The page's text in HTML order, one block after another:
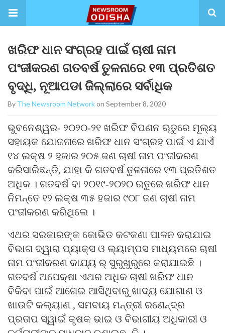
ଖରିଫ ଧାନ ସଂଗ୍ରହ ପାଇଁ ଚାଷୀ ନାମ
ପଂଜୀକରଣ ଗତବର୍ଷ ତୁଳନାରେ ୧୩ ପ୍ରତିଶତ
ବୃଦ୍ଧି, ନୂଆପଡା ଜିଲ୍ଲାରେ ସର୍ବାଧିକ
By The Newsroom Networkon September 8, 2020
ଭୁବନେଶ୍ୱର- ୨୦୨୦-୨୧ ଖରିଫ ବିପଣନ ୠତୁରେ ମୂଲ୍ୟ
ସହାୟକ ଯୋଜନାରେ ଖରିଫ ଧାନ ସଂଗ୍ରହ ପାଇଁ ଏ ଯାଏଁ
୧୪ ଲକ୍ଷ ୨ ହଜାର ୨୦୫ ଜଣ ଚାଷୀ ନାମ ପଂଜୀକରଣ
କରିସାରିଛନ୍ତି, ଯାହା କି ଗତବର୍ଷ ତୁଳନାରେ ୧୩ ପ୍ରତିଶତ
ଅଧିକ । ଗତବର୍ଷ ବା ୨୦୧୯-୨୦୨୦ ଋତୁରେ ଖରିଫ ଧାନ
ନିମନ୍ତେ ୧୨ ଲକ୍ଷ ୩୫ ହଜାର ୯୦୮ ଜଣ ଚାଷୀ ନାମ
ପଂଜୀକରଣ କରିଥିଲେ ।
ଏଥର ସରକାରଙ୍କ କୋଭିଡ କଟକଣା ପାଳନ କରାଯାଇ
ବିଭାଗ ଦ୍ୱାରା ପ୍ୟାକ୍ସ ଓ ଲ୍ୟାମ୍ପସ ମାଧ୍ୟମରେ ଚାଷୀ
ନାମ ପଂଜୀକରଣ କାଯ୍ୟ ର୍ ସୁରୁଖୁରୁରେ କରାଯାଇଛି ।
ଗତବର୍ଷ ଅପେକ୍ଷା ଏଥର ଅଧିକ ଚାଷୀ ଖରିଫ ଧାନ
ବିକିବା ପାଇଁ ଆଗେଇ ଆସିଥିବାରୁ ଖାଦ୍ୟ ଯୋଗାଣ ଓ
ଖାଉଟି କଲ୍ୟାଣ , ସମବାୟ ମନ୍ତ୍ରୀ ରଣେନ୍ଦ୍ର
ପ୍ରତାପ ସ୍ୱାଇଁ କୃଷକ ଭାଇ ଓ ବିଭାଗୀୟ ଅଧିକାରୀ ଓ